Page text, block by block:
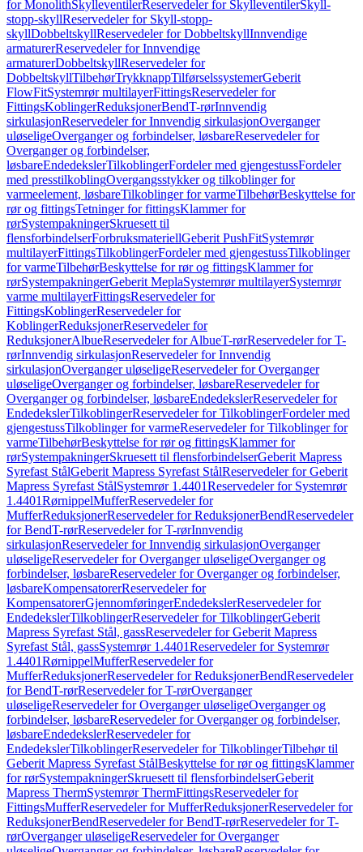
for MonolithSkylleventilerReservedeler for SkylleventilerSkyll-
stopp-skyllReservedeler for Skyll-stopp-
skyllDobbeltskyllReservedeler for DobbeltskyllInnvendige
armaturerReservedeler for Innvendige
armaturerDobbeltskyllReservedeler for
DobbeltskyllTilbehørTrykknappTilførselssystemerGeberit
FlowFitSystemrør multilayerFittingsReservedeler for
FittingsKoblingerReduksjonerBendT-rørInnvendig
sirkulasjonReservedeler for Innvendig sirkulasjonOverganger
uløseligeOverganger og forbindelser, løsbareReservedeler for
Overganger og forbindelser,
løsbareEndedekslerTilkoblingerFordeler med gjengestussFordeler
med presstilkoblingOvergangsstykker og tilkoblinger for
varmeelement, løsbareTilkoblinger for varmeTilbehørBeskyttelse for
rør og fittingsTetninger for fittingsKlammer for
rørSystempakningerSkruesett til
flensforbindelserForbruksmateriellGeberit PushFitSystemrør
multilayerFittingsTilkoblingerFordeler med gjengestussTilkoblinger
for varmeTilbehørBeskyttelse for rør og fittingsKlammer for
rørSystempakningerGeberit MeplaSystemrør multilayerSystemrør
varme multilayerFittingsReservedeler for
FittingsKoblingerReservedeler for
KoblingerReduksjonerReservedeler for
ReduksjonerAlbueReservedeler for AlbueT-rørReservedeler for T-
rørInnvendig sirkulasjonReservedeler for Innvendig
sirkulasjonOverganger uløseligeReservedeler for Overganger
uløseligeOverganger og forbindelser, løsbareReservedeler for
Overganger og forbindelser, løsbareEndedekslerReservedeler for
EndedekslerTilkoblingerReservedeler for TilkoblingerFordeler med
gjengestussTilkoblinger for varmeReservedeler for Tilkoblinger for
varmeTilbehørBeskyttelse for rør og fittingsKlammer for
rørSystempakningerSkruesett til flensforbindelserGeberit Mapress
Syrefast StålGeberit Mapress Syrefast StålReservedeler for Geberit
Mapress Syrefast StålSystemrør 1.4401Reservedeler for Systemrør
1.4401RørnippelMufferReservedeler for
MufferReduksjonerReservedeler for ReduksjonerBendReservedeler
for BendT-rørReservedeler for T-rørInnvendig
sirkulasjonReservedeler for Innvendig sirkulasjonOverganger
uløseligeReservedeler for Overganger uløseligeOverganger og
forbindelser, løsbareReservedeler for Overganger og forbindelser,
løsbareKompensatorerReservedeler for
KompensatorerGjennomføringerEndedekslerReservedeler for
EndedekslerTilkoblingerReservedeler for TilkoblingerGeberit
Mapress Syrefast Stål, gassReservedeler for Geberit Mapress
Syrefast Stål, gassSystemrør 1.4401Reservedeler for Systemrør
1.4401RørnippelMufferReservedeler for
MufferReduksjonerReservedeler for ReduksjonerBendReservedeler
for BendT-rørReservedeler for T-rørOverganger
uløseligeReservedeler for Overganger uløseligeOverganger og
forbindelser, løsbareReservedeler for Overganger og forbindelser,
løsbareEndedekslerReservedeler for
EndedekslerTilkoblingerReservedeler for TilkoblingerTilbehør til
Geberit Mapress Syrefast StålBeskyttelse for rør og fittingsKlammer
for rørSystempakningerSkruesett til flensforbindelserGeberit
Mapress ThermSystemrør ThermFittingsReservedeler for
FittingsMufferReservedeler for MufferReduksjonerReservedeler for
ReduksjonerBendReservedeler for BendT-rørReservedeler for T-
rørOverganger uløseligeReservedeler for Overganger